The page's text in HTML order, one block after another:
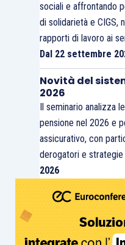
sociali e affrontando
di solidarietà e CIGS,
rapporti di lavoro ai
Dal 22 settembre
Novità del
2026
Il seminario analizza
pensione nel 2026 e
assicurativo, con
derogatori e strategie
2026